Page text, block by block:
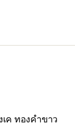
ค ทองคำขาว